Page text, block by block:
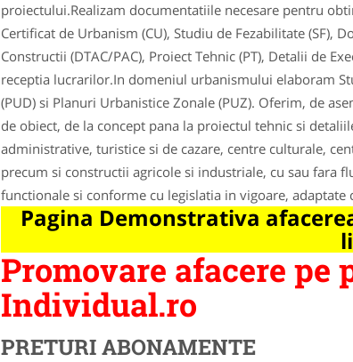
proiectului.Realizam documentatiile necesare pentru
Certificat de Urbanism (CU), Studiu de Fezabilitate (SF),
Constructii (DTAC/PAC), Proiect Tehnic (PT), Detalii de
receptia lucrarilor.In domeniul urbanismului elaboram
(PUD) si Planuri Urbanistice Zonale (PUZ). Oferim, de
de obiect, de la concept pana la proiectul tehnic si
administrative, turistice si de cazare, centre culturale,
precum si constructii agricole si industriale, cu sau fara
functionale si conforme cu legislatia in vigoare,
Pagina Demonstrativa
Promovare afacere pe
Individual.ro
PRETURI ABONAMENTE